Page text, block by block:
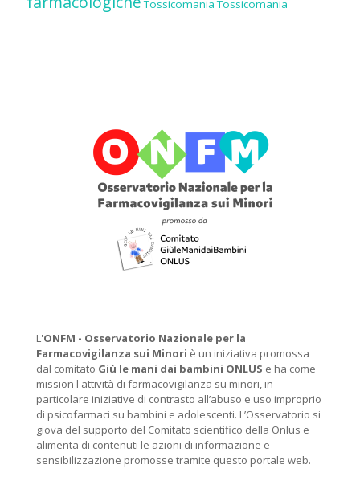
Tossicomania Tossicomania
L'ONFM - Osservatorio Nazionale per la
Farmacovigilanza sui Minori è un iniziativa promossa
dal comitato Giù le mani dai bambini ONLUS e ha come
mission l'attività di farmacovigilanza su minori, in
particolare iniziative di contrasto all’abuso e uso improprio
di psicofarmaci su bambini e adolescenti. L’Osservatorio si
giova del supporto del Comitato scientifico della Onlus e
alimenta di contenuti le azioni di informazione e
sensibilizzazione promosse tramite questo portale web.